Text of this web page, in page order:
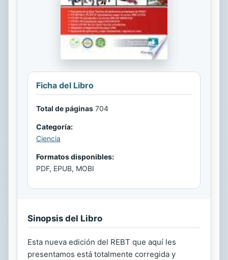
Ficha del Libro
Total de páginas 704
Categoría:
Ciencia
Formatos disponibles:
PDF, EPUB, MOBI
Sinopsis del Libro
Esta nueva edición del REBT que aquí les
presentamos está totalmente corregida y